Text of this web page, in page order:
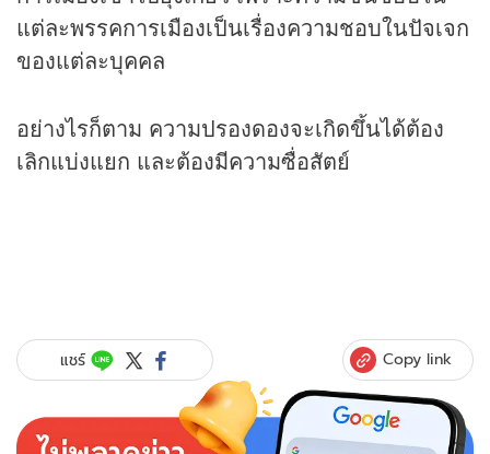
แต่ละพรรคการเมืองเป็นเรื่องความชอบในปัจเจก
ของแต่ละบุคคล
อย่างไรก็ตาม ความปรองดองจะเกิดขึ้นได้ต้อง
เลิกแบ่งแยก และต้องมีความซื่อสัตย์
แชร์ Copy link